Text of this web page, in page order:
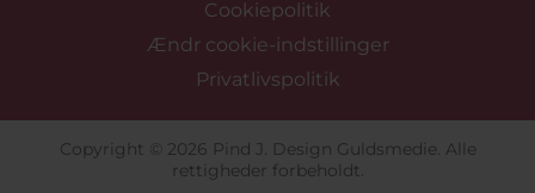
Cookiepolitik
Ændr cookie-indstillinger
Privatlivspolitik
Copyright © 2026 Pind J. Design Guldsmedie. Alle
rettigheder forbeholdt.